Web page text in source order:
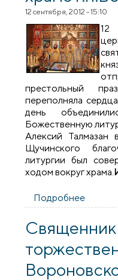
12 сентября, 2012 - 15:10
12
престольный
переполняла
день
Божественную
Алексий Талмазан
Щучинского
литургии был
ходом вокруг храма.
Подробнее
Священник